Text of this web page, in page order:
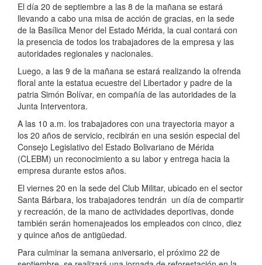
El día 20 de septiembre a las 8 de la mañana se estará
llevando a cabo una misa de acción de gracias, en la sede
de la Basílica Menor del Estado Mérida, la cual contará con
la presencia de todos los trabajadores de la empresa y las
autoridades regionales y nacionales.
Luego, a las 9 de la mañana se estará realizando la ofrenda
floral ante la estatua ecuestre del Libertador y padre de la
patria Simón Bolívar, en compañía de las autoridades de la
Junta Interventora.
A las 10 a.m. los trabajadores con una trayectoria mayor a
los 20 años de servicio, recibirán en una sesión especial del
Consejo Legislativo del Estado Bolivariano de Mérida
(CLEBM) un reconocimiento a su labor y entrega hacia la
empresa durante estos años.
El viernes 20 en la sede del Club Militar, ubicado en el sector
Santa Bárbara, los trabajadores tendrán un día de compartir
y recreación, de la mano de actividades deportivas, donde
también serán homenajeados los empleados con cinco, diez
y quince años de antigüedad.
Para culminar la semana aniversario, el próximo 22 de